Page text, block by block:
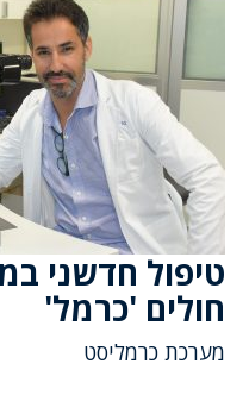
טיפול חדשני
חולים 'כרמל'
מערכת כרמליסט